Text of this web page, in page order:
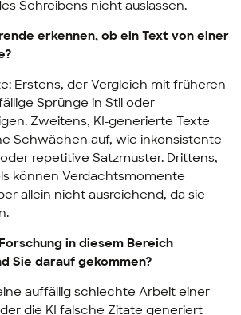
Schreibens nicht auslassen.
erkennen, ob ein Text von einer
Erstens, der Vergleich mit früheren
Sprünge in Stil oder
Zweitens, KI-generierte Texte
Schwächen auf, wie inkonsistente
repetitive Satzmuster. Drittens,
können Verdachtsmomente
allein nicht ausreichend, da sie
in diesem Bereich
Sie darauf gekommen?
auffällig schlechte Arbeit einer
die KI falsche Zitate generiert